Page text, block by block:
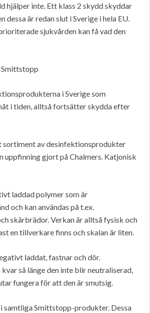
hjälper inte. Ett klass 2 skydd skyddar
dessa är redan slut i Sverige i hela EU.
sjukvården kan få vad den
i Sverige som
i tiden, alltså fortsätter skydda efter
sortiment av desinfektionsprodukter
uppfinning gjort på Chalmers. Katjonisk
laddad polymer som är
och kan användas på t.ex.
skärbrädor. Verkan är alltså fysisk och
en tillverkare finns och skalan är liten.
laddat, fastnar och dör.
kvar så länge den inte blir neutraliserad,
fungera för att den är smutsig.
samtliga Smittstopp-produkter. Dessa